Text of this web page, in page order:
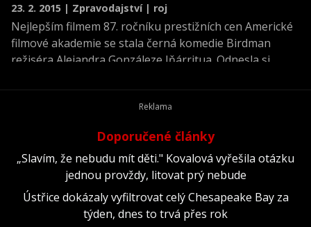
23. 2. 2015 | Zpravodajství | roj
Nejlepším filmem 87. ročníku prestižních cen Americké
filmové akademie se stala černá komedie Birdman
režiséra Alejandra Gonzáleze Iňárritua. Odnesla si
Doporučené články
„Slavím, že nebudu mít děti." Kovalová vyřešila otázku
jednou provždy, litovat prý nebude
Ústřice dokázaly vyfiltrovat celý Chesapeake Bay za
týden, dnes to trvá přes rok